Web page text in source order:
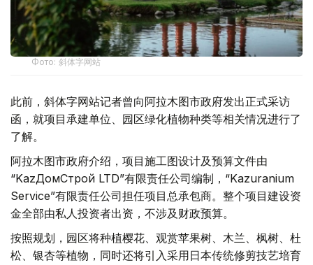
Фото: 斜体字网站
此前，斜体字网站记者曾向阿拉木图市政府发出正式采访
函，就项目承建单位、园区绿化植物种类等相关情况进行了
了解。
阿拉木图市政府介绍，项目施工图设计及预算文件由
“KazДомСтрой LTD”有限责任公司编制，“Kazuranium
Service”有限责任公司担任项目总承包商。整个项目建设资
金全部由私人投资者出资，不涉及财政预算。
按照规划，园区将种植樱花、观赏苹果树、木兰、枫树、杜
松、银杏等植物，同时还将引入采用日本传统修剪技艺培育